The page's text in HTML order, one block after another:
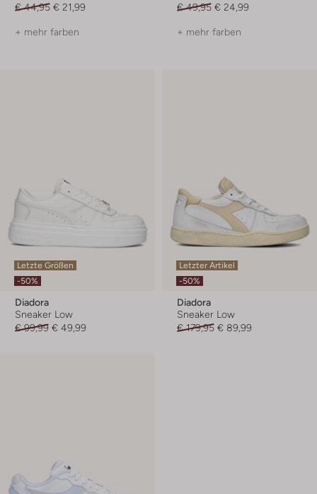
€ 44,95 € 21,99
+ mehr farben
€ 49,95 € 24,99
+ mehr farben
Letzte Größen
-50%
Diadora
Sneaker Low
€ 99,99 € 49,99
Letzter Artikel
-50%
Diadora
Sneaker Low
€ 179,95 € 89,99